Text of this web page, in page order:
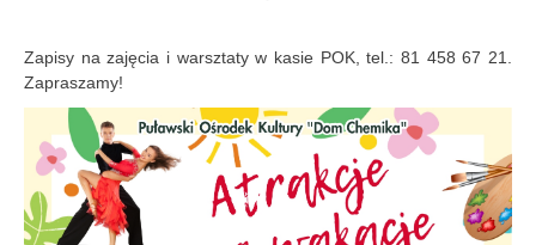
Zapisy na zajęcia i warsztaty w kasie POK, tel.: 81 458 67 21.
Zapraszamy!